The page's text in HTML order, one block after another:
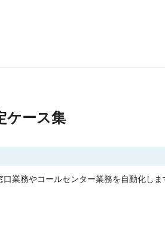
ケース集
口業務やコールセンター業務を自動化しま